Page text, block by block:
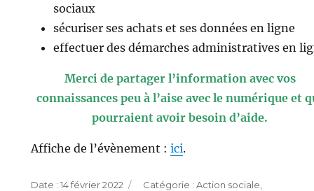
sociaux
sécuriser ses achats et ses données en ligne
effectuer des démarches administratives en
Merci de partager l’information avec vos
connaissances peu à l’aise avec le numérique et
pourraient avoir besoin d’aide.
Affiche de l’évènement : ici.
Publié
14 février 2022 Catégories
Action sociale